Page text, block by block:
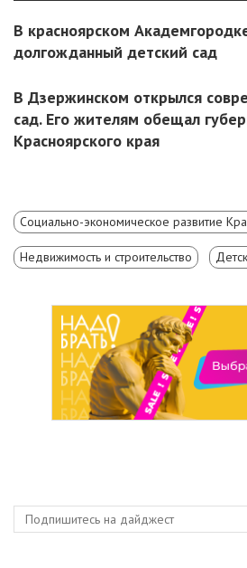
В красноярском
долгожданный детский сад
В Дзержинском открылся
сад. Его жителям обещал
Красноярского края
Социально-экономическое развитие
Недвижимость и строительство